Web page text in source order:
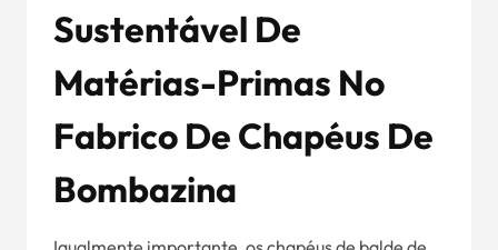
Sustentável De
Matérias-Primas No
Fabrico De Chapéus De
Bombazina